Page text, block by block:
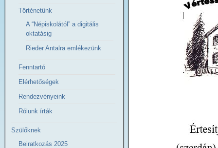
Történetünk
A “Népiskolától” a digitális
oktatásig
Rieder Antalra emlékezünk
Fenntartó
Elérhetőségek
Rendezvényeink
Rólunk írták
Szülőknek
Beiratkozás 2025